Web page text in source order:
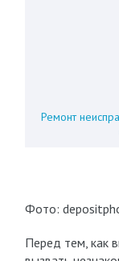
Ремонт
Фото:
Перед тем, как